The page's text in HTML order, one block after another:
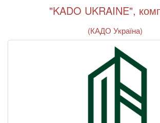
"KADO UKRAINE",
(КАДО Україна)